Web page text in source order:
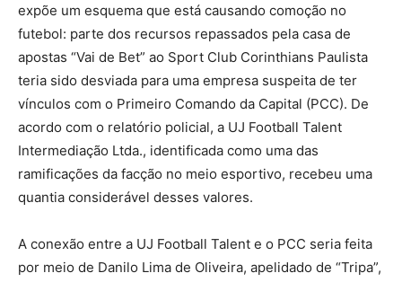
expõe um esquema que está causando comoção no
futebol: parte dos recursos repassados pela casa de
apostas “Vai de Bet” ao Sport Club Corinthians Paulista
teria sido desviada para uma empresa suspeita de ter
vínculos com o Primeiro Comando da Capital (PCC). De
acordo com o relatório policial, a UJ Football Talent
Intermediação Ltda., identificada como uma das
ramificações da facção no meio esportivo, recebeu uma
quantia considerável desses valores.
A conexão entre a UJ Football Talent e o PCC seria feita
por meio de Danilo Lima de Oliveira, apelidado de “Tripa”,